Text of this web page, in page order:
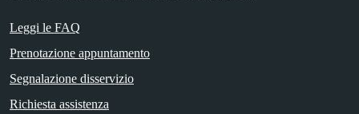
Leggi le FAQ
Prenotazione appuntamento
Segnalazione disservizio
Richiesta assistenza